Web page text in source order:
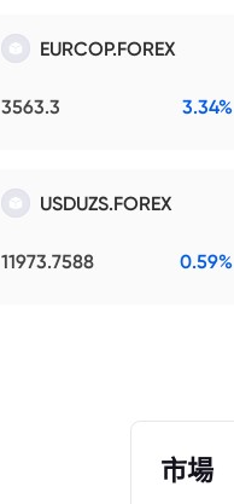
EURCOP.FOREX
3563.3 3.34%
USDUZS.FOREX
11973.7588 0.59%
市場